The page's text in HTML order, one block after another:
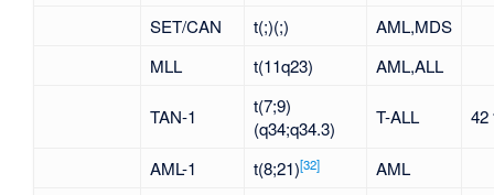
SET/CAN t(;)(;)
AML,MDS
MLL
t(11q23) AML,ALL
TAN-1
t(7;9)
(q34;q34.3)
T-ALL 42
AML-1 t(8;21)[32] AML